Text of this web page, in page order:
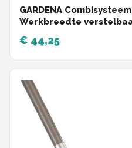
GARDENA
Werkbreedte
€ 44,25